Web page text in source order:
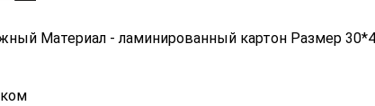
Материал - ламинированный картон Размер